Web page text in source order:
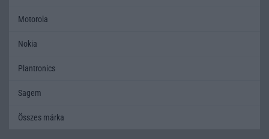
Motorola
Nokia
Plantronics
Sagem
Összes márka